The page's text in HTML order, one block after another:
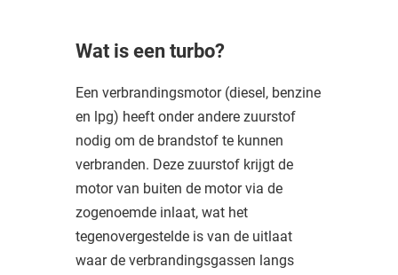
Wat is een turbo?
Een verbrandingsmotor (diesel, benzine
en lpg) heeft onder andere zuurstof
nodig om de brandstof te kunnen
verbranden. Deze zuurstof krijgt de
motor van buiten de motor via de
zogenoemde inlaat, wat het
tegenovergestelde is van de uitlaat
waar de verbrandingsgassen langs